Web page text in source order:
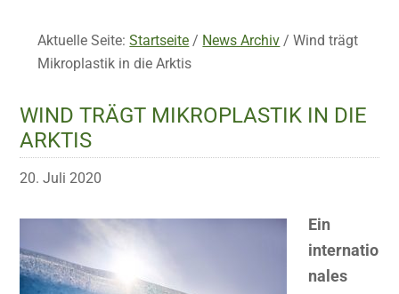
Aktuelle Seite:Startseite / News Archiv / Wind trägt
Mikroplastik in die Arktis
WIND TRÄGT MIKROPLASTIK IN DIE
ARKTIS
20. Juli 2020
Ein
internatio
nales